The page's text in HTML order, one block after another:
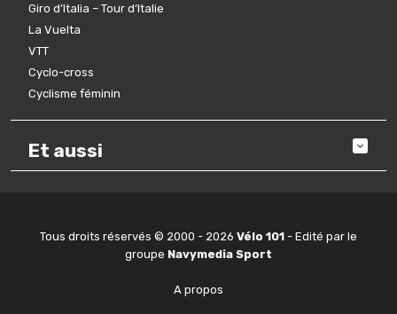
Giro d’Italia – Tour d’Italie
La Vuelta
VTT
Cyclo-cross
Cyclisme féminin
Et aussi
Tous droits réservés © 2000 - 2026 Vélo 101 - Edité par le
groupe Navymedia Sport
A propos